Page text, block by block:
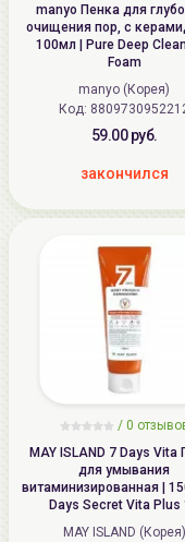
manyo Пенка для
очищения пор, с
100мл | Pure Deep
Foam
manyo (Корея)
Код:
59.00 руб.
закончился
/ 0
MAY ISLAND 7 Days Vita
для умывания
витаминизированная |
Days Secret Vita Plus
Cleansing Foam
MAY ISLAND (Корея)